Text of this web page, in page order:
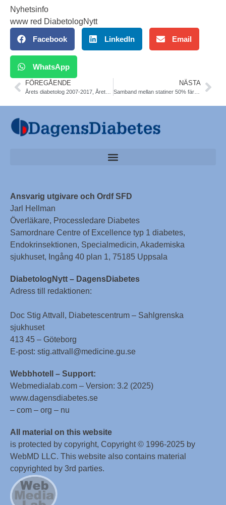
Nyhetsinfo
www red DiabetologNytt
Facebook LinkedIn Email
WhatsApp
FÖREGÅENDE NÄSTA
Samband mellan statiner 50% färre självskador vid psykiatrisk sjukdom. Svensk obs studie Christina Dalman, JAMA Psychology
Ansvarig utgivare och Ordf SFD
Jarl Hellman
Överläkare, Processledare Diabetes
Samordnare Centre of Excellence typ 1 diabetes,
Endokrinsektionen, Specialmedicin, Akademiska
sjukhuset, Ingång 40 plan 1, 75185 Uppsala
DiabetologNytt – DagensDiabetes
Adress till redaktionen:
Doc Stig Attvall, Diabetescentrum – Sahlgrenska
sjukhuset
413 45 – Göteborg
E-post: stig.attvall@medicine.gu.se
Webbhotell – Support:
Webmedialab.com – Version: 3.2 (2025)
www.dagensdiabetes.se
– com – org – nu
All material on this website
is protected by copyright, Copyright © 1996-2025 by
WebMD LLC. This website also contains material
copyrighted by 3rd parties.